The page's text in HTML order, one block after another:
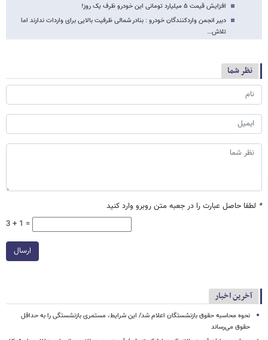
افزایش قیمت ۵ میلیارد تومانی این خودرو ظرف یک روز!
دبیر انجمن واردکنندگان خودرو : بنادر شمالی ظرفیت بالایی برای واردات ندارند اما
تلاش…
نظر شما
* لطفا حاصل عبارت را در جعبه متن روبرو وارد کنید
3 + 1 =
ارسال
آخرین اخبار
نحوه محاسبه حقوق بازنشستگان اعلام شد/ این شرایط، مستمری بازنشستگی را به حداقل
حقوق می‌رساند